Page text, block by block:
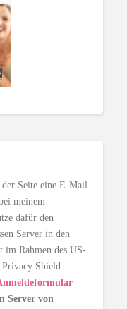
Seite eine E-Mail
meinem
dafür den
Server in den
im Rahmen des US-
Privacy Shield
Server von